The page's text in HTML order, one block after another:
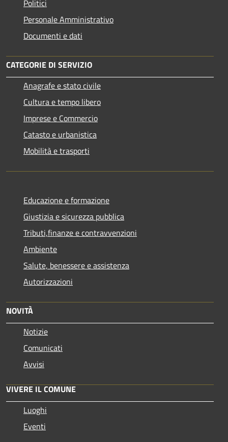
Politici
Personale Amministrativo
Documenti e dati
CATEGORIE DI SERVIZIO
Anagrafe e stato civile
Cultura e tempo libero
Imprese e Commercio
Catasto e urbanistica
Mobilità e trasporti
Educazione e formazione
Giustizia e sicurezza pubblica
Tributi,finanze e contravvenzioni
Ambiente
Salute, benessere e assistenza
Autorizzazioni
NOVITÀ
Notizie
Comunicati
Avvisi
VIVERE IL COMUNE
Luoghi
Eventi